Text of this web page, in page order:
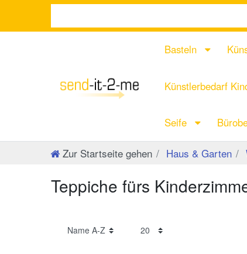
Basteln
Künstlerbedarf
Seife
Zur Startseite gehen Haus & Garten
Teppiche fürs